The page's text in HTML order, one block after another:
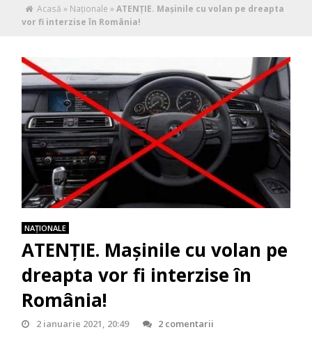
Acasă » Naţionale »ATENȚIE. Mașinile cu volan pe dreapta
vor fi interzise în România!
NAŢIONALE
ATENȚIE. Mașinile cu volan pe
dreapta vor fi interzise în
România!
2 ianuarie 2021, 20:49 2 comentarii